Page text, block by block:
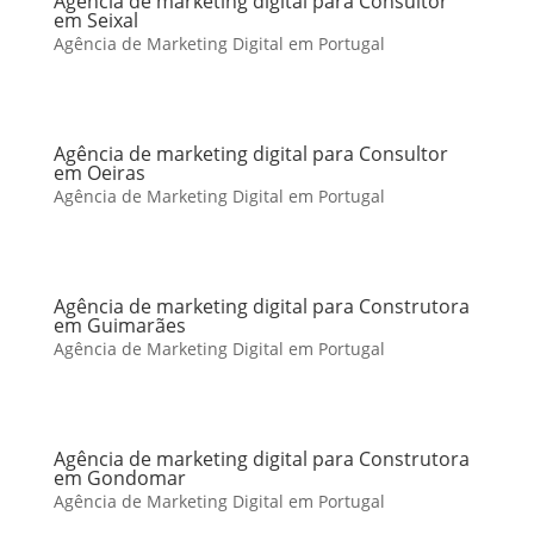
em Seixal
Agência de Marketing Digital em Portugal
Agência de marketing digital para Consultor
em Oeiras
Agência de Marketing Digital em Portugal
Agência de marketing digital para Construtora
em Guimarães
Agência de Marketing Digital em Portugal
Agência de marketing digital para Construtora
em Gondomar
Agência de Marketing Digital em Portugal